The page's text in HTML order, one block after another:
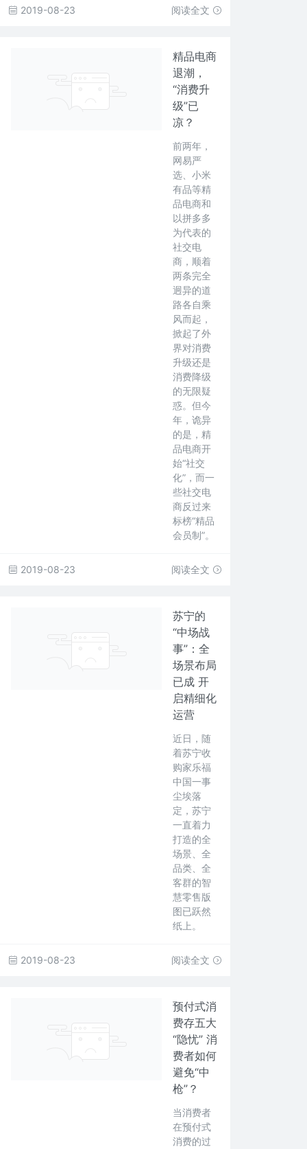
2019-08-23 阅读全文
精品电商
退潮，
“消费升
级”已
凉？
前两年，
网易严
选、小米
有品等精
品电商和
以拼多多
为代表的
社交电
商，顺着
两条完全
迥异的道
路各自乘
风而起，
掀起了外
界对消费
升级还是
消费降级
的无限疑
惑。但今
年，诡异
的是，精
品电商开
始“社交
化”，而一
些社交电
商反过来
标榜“精品
会员制”。
2019-08-23 阅读全文
苏宁的
“中场战
事”：全
场景布局
已成 开
启精细化
运营
近日，随
着苏宁收
购家乐福
中国一事
尘埃落
定，苏宁
一直着力
打造的全
场景、全
品类、全
客群的智
慧零售版
图已跃然
纸上。
2019-08-23 阅读全文
预付式消
费存五大
“隐忧” 消
费者如何
避免“中
枪”？
当消费者
在预付式
消费的过